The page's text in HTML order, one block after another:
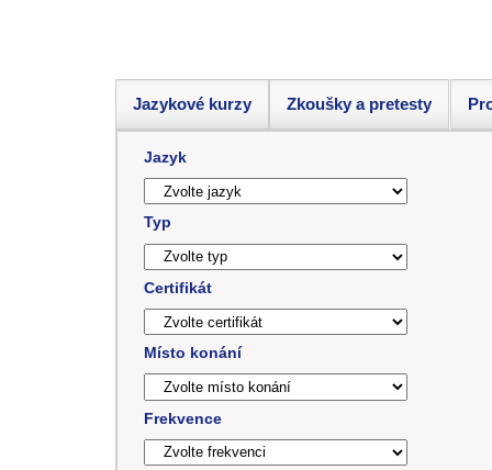
Jazykové kurzy Zkoušky a pretesty
Jazyk
Typ
Certifikát
Místo konání
Frekvence